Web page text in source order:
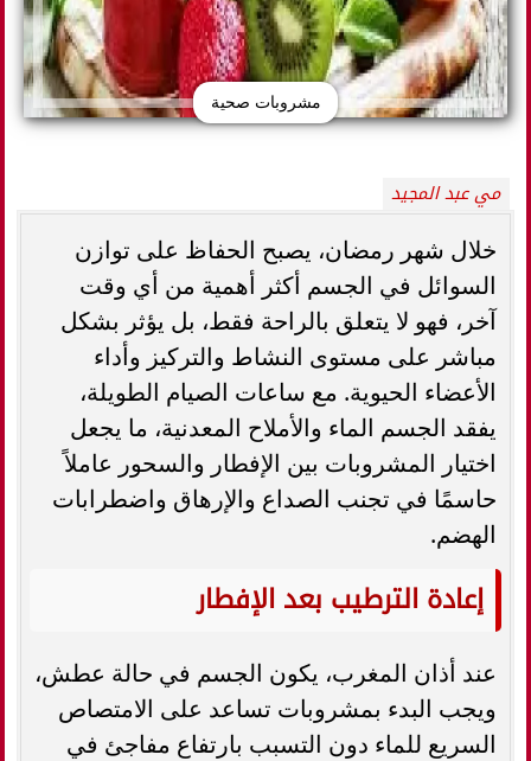
مشروبات صحية
مي عبد المجيد
خلال شهر رمضان، يصبح الحفاظ على توازن
السوائل في الجسم أكثر أهمية من أي وقت
آخر، فهو لا يتعلق بالراحة فقط، بل يؤثر بشكل
مباشر على مستوى النشاط والتركيز وأداء
الأعضاء الحيوية. مع ساعات الصيام الطويلة،
يفقد الجسم الماء والأملاح المعدنية، ما يجعل
اختيار المشروبات بين الإفطار والسحور عاملاً
حاسمًا في تجنب الصداع والإرهاق واضطرابات
الهضم.
إعادة الترطيب بعد الإفطار
عند أذان المغرب، يكون الجسم في حالة عطش،
ويجب البدء بمشروبات تساعد على الامتصاص
السريع للماء دون التسبب بارتفاع مفاجئ في